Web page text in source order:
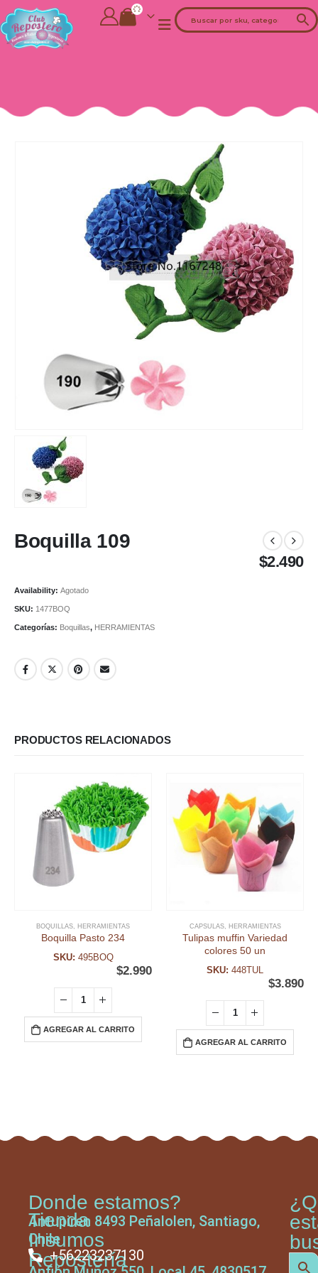
Boquilla 109
$2.490
Availability: Agotado
SKU: 1477BOQ
Categorías: Boquillas, HERRAMIENTAS
PRODUCTOS RELACIONADOS
BOQUILLAS, HERRAMIENTAS
Boquilla Pasto 234
SKU: 495BOQ
$2.990
AGREGAR AL CARRITO
CAPSULAS, HERRAMIENTAS
Tulipas muffin Variedad
colores 50 un
SKU: 448TUL
$3.890
AGREGAR AL CARRITO
Tienda
Insumos
Repostería
Donde estamos?
Antupiren 8493 Peñalolen, Santiago,
Chile
+56223237130